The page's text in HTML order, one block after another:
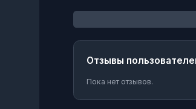
Отзывы
Пока нет отзывов.